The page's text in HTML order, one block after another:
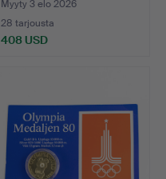
Myyty 3 elo 2026
28 tarjousta
408 USD